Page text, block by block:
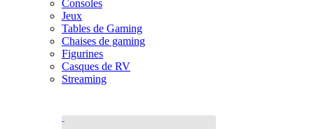
Consoles
Jeux
Tables de Gaming
Chaises de gaming
Figurines
Casques de RV
Streaming